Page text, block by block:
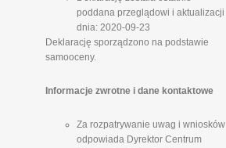
poddana przeglądowi i aktualizacji
dnia: 2020-09-23
Deklarację sporządzono na podstawie
samooceny.
Informacje zwrotne i dane kontaktowe
Za rozpatrywanie uwag i wniosków
odpowiada Dyrektor Centrum